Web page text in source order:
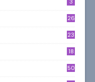
26
23
18
50